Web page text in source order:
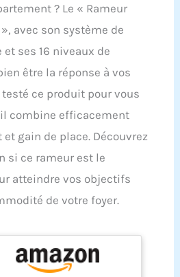
? Le « Rameur
avec son système de
ses 16 niveaux de
être la réponse à vos
ce produit pour vous
combine efficacement
gain de place. Découvrez
si ce rameur est le
atteindre vos objectifs
de votre foyer.